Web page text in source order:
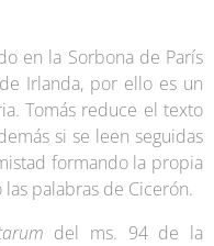
en la Sorbona de París
Irlanda, por ello es un
Tomás reduce el texto
si se leen seguidas
formando la propia
palabras de Cicerón.
del ms. 94 de la